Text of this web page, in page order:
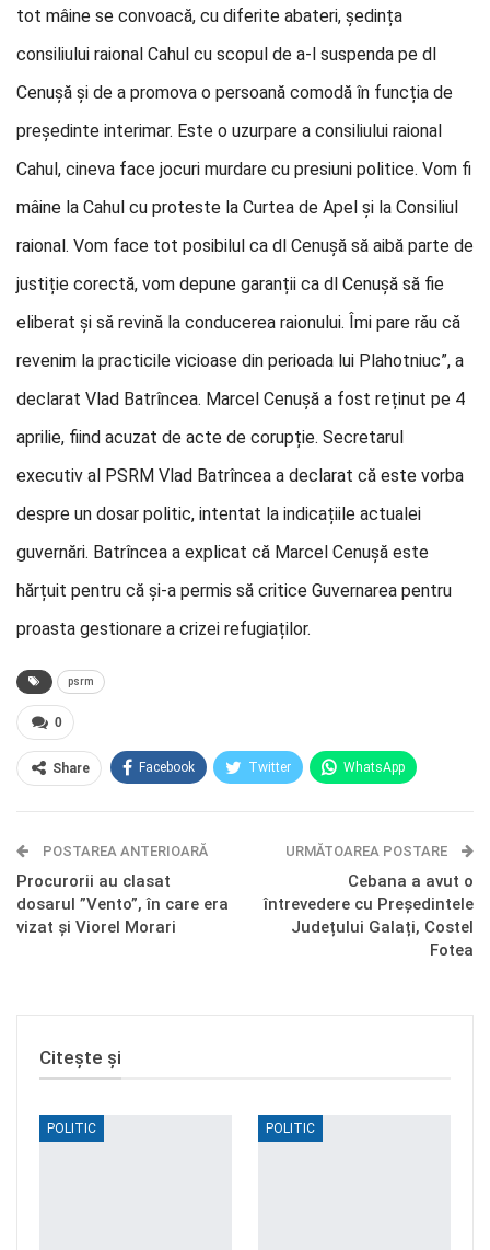
tot mâine se convoacă, cu diferite abateri, ședința
consiliului raional Cahul cu scopul de a-l suspenda pe dl
Cenușă și de a promova o persoană comodă în funcția de
președinte interimar. Este o uzurpare a consiliului raional
Cahul, cineva face jocuri murdare cu presiuni politice. Vom fi
mâine la Cahul cu proteste la Curtea de Apel și la Consiliul
raional. Vom face tot posibilul ca dl Cenușă să aibă parte de
justiție corectă, vom depune garanții ca dl Cenușă să fie
eliberat și să revină la conducerea raionului. Îmi pare rău că
revenim la practicile vicioase din perioada lui Plahotniuc”, a
declarat Vlad Batrîncea. Marcel Cenușă a fost reținut pe 4
aprilie, fiind acuzat de acte de corupție. Secretarul
executiv al PSRM Vlad Batrîncea a declarat că este vorba
despre un dosar politic, intentat la indicațiile actualei
guvernări. Batrîncea a explicat că Marcel Cenușă este
hărțuit pentru că și-a permis să critice Guvernarea pentru
proasta gestionare a crizei refugiaților.
psrm
0
Share Facebook Twitter WhatsApp
Telegram OK.ru
POSTAREA ANTERIOARĂ
Procurorii au clasat
dosarul ”Vento”, în care era
vizat și Viorel Morari
URMĂTOAREA POSTARE
Cebana a avut o
întrevedere cu Președintele
Județului Galați, Costel
Fotea
Citește și
POLITIC POLITIC